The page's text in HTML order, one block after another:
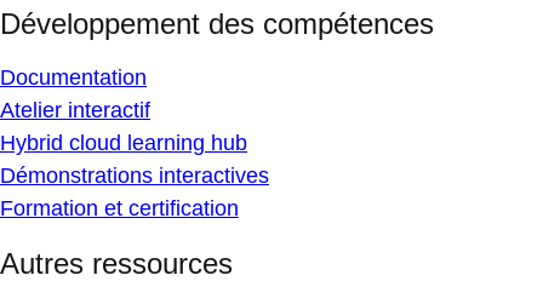
Développement des compétences
Documentation
Atelier interactif
Hybrid cloud learning hub
Démonstrations interactives
Formation et certification
Autres ressources